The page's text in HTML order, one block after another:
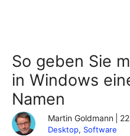
So geben Sie
in Windows
Namen
Martin Goldmann
Desktop, Software